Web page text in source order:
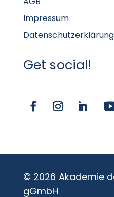
Impressum
Datenschutzerklärung
Get social!
© 2026 Akademie
gGmbH